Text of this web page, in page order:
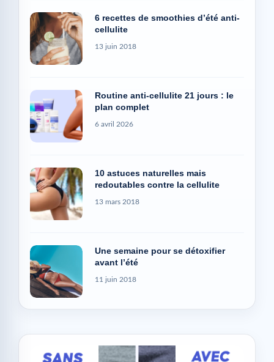
6 recettes de smoothies d’été anti-
cellulite
13 juin 2018
Routine anti-cellulite 21 jours : le
plan complet
6 avril 2026
10 astuces naturelles mais
redoutables contre la cellulite
13 mars 2018
Une semaine pour se détoxifier
avant l’été
11 juin 2018